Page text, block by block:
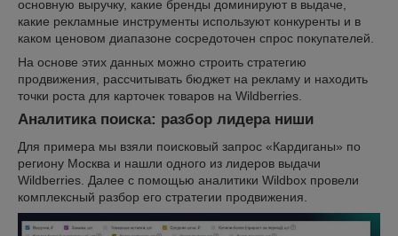
основную выручку, какие бренды доминируют в выдаче,
какие рекламные инструменты используют конкуренты и в
каком ценовом диапазоне сосредоточен спрос покупателей.
На основе этих данных можно строить стратегию
продвижения, рассчитывать бюджет на рекламу и находить
точки роста для карточек товаров на Wildberries.
Аналитика поиска: разбор лидера ниши
Для примера мы взяли поисковый запрос «Кардиганы» по
региону Москва и нашли одного из лидеров выдачи
Wildberries. Далее с помощью аналитики Wildbox провели
комплексный разбор его стратегии продвижения.